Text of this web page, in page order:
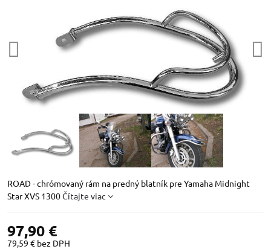
ROAD - chrómovaný rám na predný blatník pre Yamaha Midnight
Star XVS 1300Čítajte viac
97,90 €
79,59 € bez DPH